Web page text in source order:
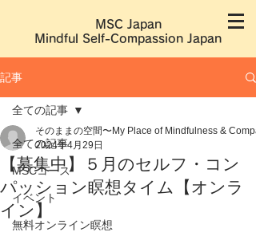
MSC Japan
​Mindful Self-Compassion Japan
記事
全ての記事
MSCコース
イベント
無料オンライン瞑想
全ての記事
【募集中】５月のセルフ・コン
パッション瞑想タイム【オンラ
イン】
そのままの空間〜My Place of Mindfulness &
2024年4月29日